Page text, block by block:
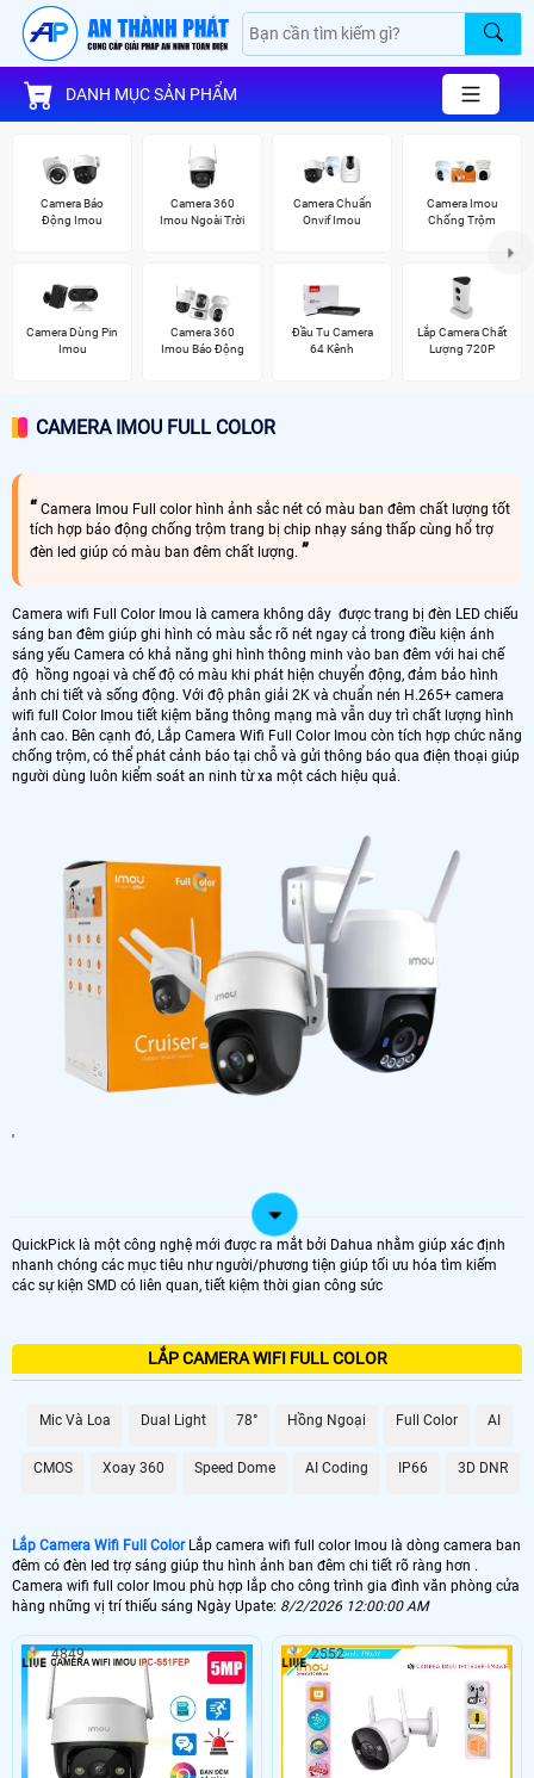
DANH MỤC SẢN PHẨM
Camera Báo
Động Imou
Camera 360
Imou Ngoài Trời
Camera Chuẩn
Onvif Imou
Camera Imou
Chống Trộm
Camera Dùng Pin
Imou
Camera 360
Imou Báo Động
Đầu Tu Camera
64 Kênh
Lắp Camera Chất
Lượng 720P
CAMERA IMOU FULL COLOR
Camera Imou Full color hình ảnh sắc nét có màu ban đêm chất lượng tốt
tích hợp báo động chống trộm trang bị chip nhạy sáng thấp cùng hổ trợ
đèn led giúp có màu ban đêm chất lượng.
Camera wifi Full Color Imou là camera không dây được trang bị đèn LED chiếu
sáng ban đêm giúp ghi hình có màu sắc rõ nét ngay cả trong điều kiện ánh
sáng yếu Camera có khả năng ghi hình thông minh vào ban đêm với hai chế
độ hồng ngoại và chế độ có màu khi phát hiện chuyển động, đảm bảo hình
ảnh chi tiết và sống động. Với độ phân giải 2K và chuẩn nén H.265+ camera
wifi full Color Imou tiết kiệm băng thông mạng mà vẫn duy trì chất lượng hình
ảnh cao. Bên cạnh đó, Lắp Camera Wifi Full Color Imou còn tích hợp chức năng
chống trộm, có thể phát cảnh báo tại chỗ và gửi thông báo qua điện thoại giúp
người dùng luôn kiểm soát an ninh từ xa một cách hiệu quả.
'
QuickPick là một công nghệ mới được ra mắt bởi Dahua nhằm giúp xác định
nhanh chóng các mục tiêu như người/phương tiện giúp tối ưu hóa tìm kiếm
các sự kiện SMD có liên quan, tiết kiệm thời gian công sức
LẮP CAMERA WIFI FULL COLOR
Mic Và Loa Dual Light 78° Hồng Ngoại Full Color AI
CMOS Xoay 360 Speed Dome AI Coding IP66 3D DNR
Lắp Camera Wifi Full ColorLắp camera wifi full color Imou là dòng camera ban
đêm có đèn led trợ sáng giúp thu hình ảnh ban đêm chi tiết rõ ràng hơn .
Camera wifi full color Imou phù hợp lắp cho công trình gia đình văn phòng cửa
hàng những vị trí thiếu sáng Ngày Upate: 8/2/2026 12:00:00 AM
4849 2552